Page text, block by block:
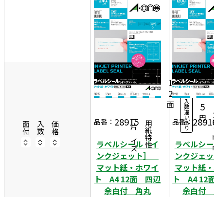
面付 入数 価格 一片サイズ 用紙特性
品番： 28915
ラベルシール［イ
ンクジェット］
マット紙・ホワイ
ト A4 12面 四辺
余白付 角丸
1
2
面
シ
ー
ト
入
数
違
い
あ
り
1,
5
9
5
円
8
8
3
品番： 28916
ラベルシー
ンクジェ
マット紙・
ト A4 12
余白付